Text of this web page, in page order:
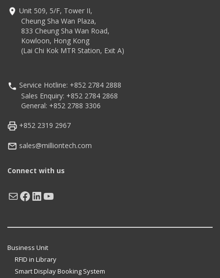
Unit 509, 5/F, Tower II,
Cheung Sha Wan Plaza,
833 Cheung Sha Wan Road,
Kowloon, Hong Kong
(Lai Chi Kok MTR Station, Exit A)
Service Hotline: +852 2784 2888
Sales Enquiry: +852 2784 2868
General: +852 2788 3306
+852 2319 2967
sales@milliontech.com
Connect with us
MailFacebook
LinkedIn
YouTube
Business Unit
RFID in Library
Smart Display Booking System